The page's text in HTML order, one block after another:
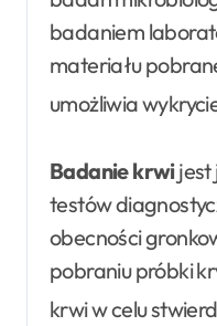
badaniem
materiału
umożliwia
Badanie krwijest
testów
obecności
pobraniu próbki
krwi w celu